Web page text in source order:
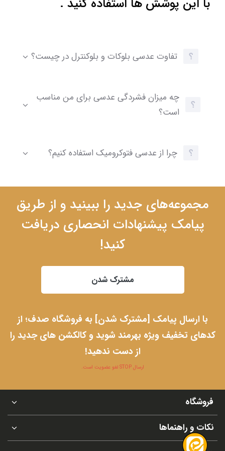
با این پوشش ها استفاده کنید .
تفاوت عدسی بلوکات و بلوکنترل در چیست؟
چه میزان فشردگی عدسی برای من مناسب
است؟
چرا از عدسی فتوکرومیک استفاده کنیم؟
مجموعه‌های جدید را ببینید و از طریق
پیامک پیشنهادات انحصاری دریافت
کنید!
مشترک شدن
با ارسال پیامک [مشترک شدن] به فروشگاه صدف؛ از
کدهای تخفیف ویژه بهرمند شوید و کالکشن های جدید را
از دست ندهید!
ارسال STOP لغو عضویت است.
فروشگاه
نکات و راهنماها